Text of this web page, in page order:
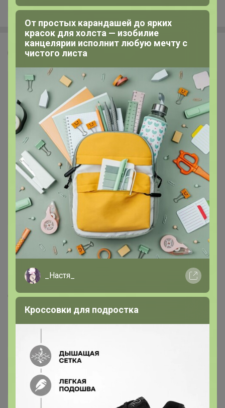
Леныра
155 10.8K 18.4K 1K 8
Kaller оптика - в разы дешевле розницы!
Готовые очки, оправы, СОЛНЦЕЗАЩИТНЫЕ
Стоп 14 августа
От простых карандашей до ярких
красок для холста — изобилие
канцелярии исполнит любую мечту с
чистого листа
_Настя_
Кроссовки для подростка